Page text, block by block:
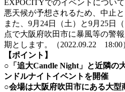
EXPOCITYでのイベントについ
悪天候が予想されるため、中止と
また、9月24日（土）と9月25日
点で大阪府吹田市に暴風等の警
期とします。（2022.09.22 18:00
【ポイント】
○「追大Candle Night」と近隣の
ンドルナイトイベントを開催
○会場は大阪府吹田市にある大